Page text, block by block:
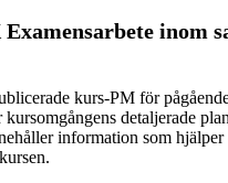
inom
kurs-PM för
detaljerade
information som hjälper